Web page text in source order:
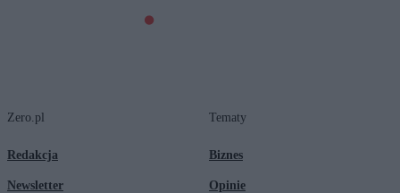
Zero.pl
Redakcja
Newsletter
Tematy
Biznes
Opinie